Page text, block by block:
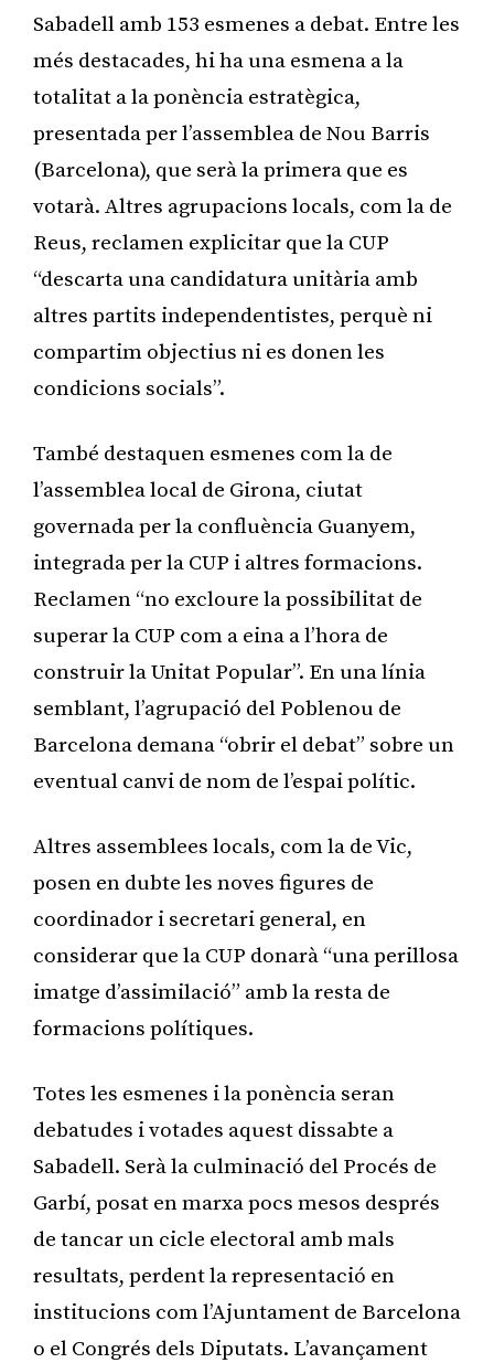
Sabadell amb 153 esmenes a debat. Entre les
més destacades, hi ha una esmena a la
totalitat a la ponència estratègica,
presentada per l’assemblea de Nou Barris
(Barcelona), que serà la primera que es
votarà. Altres agrupacions locals, com la de
Reus, reclamen explicitar que la CUP
“descarta una candidatura unitària amb
altres partits independentistes, perquè ni
compartim objectius ni es donen les
condicions socials”.
També destaquen esmenes com la de
l’assemblea local de Girona, ciutat
governada per la confluència Guanyem,
integrada per la CUP i altres formacions.
Reclamen “no excloure la possibilitat de
superar la CUP com a eina a l’hora de
construir la Unitat Popular”. En una línia
semblant, l’agrupació del Poblenou de
Barcelona demana “obrir el debat” sobre un
eventual canvi de nom de l’espai polític.
Altres assemblees locals, com la de Vic,
posen en dubte les noves figures de
coordinador i secretari general, en
considerar que la CUP donarà “una perillosa
imatge d’assimilació” amb la resta de
formacions polítiques.
Totes les esmenes i la ponència seran
debatudes i votades aquest dissabte a
Sabadell. Serà la culminació del Procés de
Garbí, posat en marxa pocs mesos després
de tancar un cicle electoral amb mals
resultats, perdent la representació en
institucions com l’Ajuntament de Barcelona
o el Congrés dels Diputats. L’avançament